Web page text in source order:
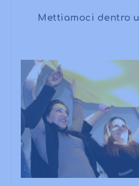
Mettiamoci dentro